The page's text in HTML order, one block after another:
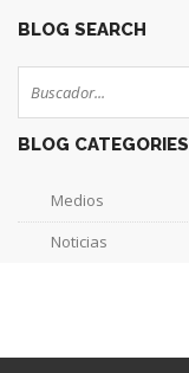
BLOG SEARCH
BLOG CATEGORIES
Medios
Noticias